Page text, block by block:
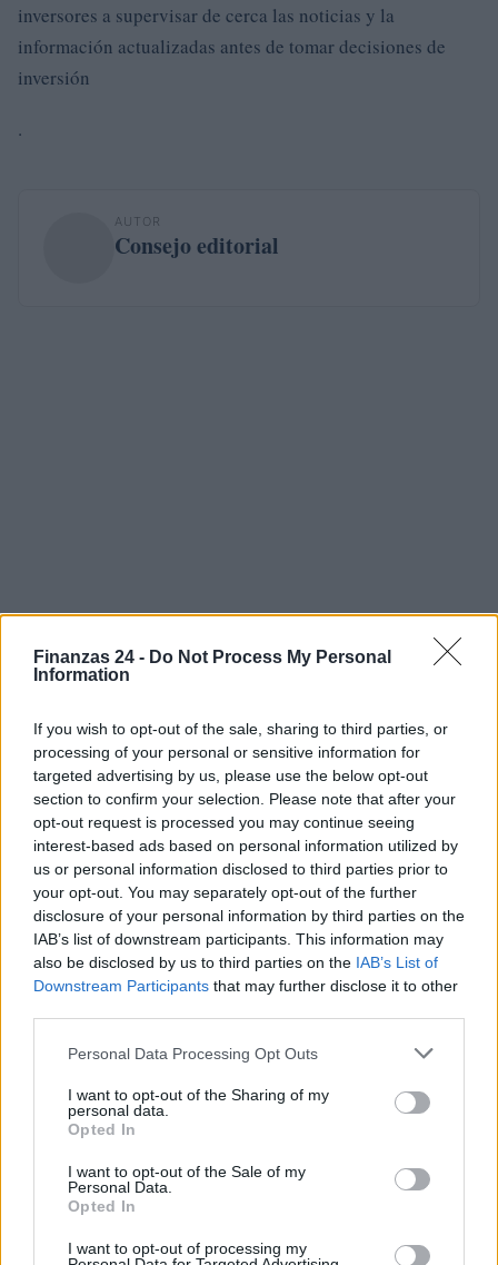
Finanzas 24 - Do Not Process My Personal
Information
If you wish to opt-out of the sale, sharing to third parties, or
processing of your personal or sensitive information for
targeted advertising by us, please use the below opt-out
section to confirm your selection. Please note that after your
opt-out request is processed you may continue seeing
interest-based ads based on personal information utilized by
us or personal information disclosed to third parties prior to
your opt-out. You may separately opt-out of the further
disclosure of your personal information by third parties on the
IAB’s list of downstream participants. This information may
also be disclosed by us to third parties on the IAB’s List of
Downstream Participants that may further disclose it to other
Please note that this website/app uses one or more Google
not limited to your visit or usage behaviour. You may click to
grant or deny consent to Google and its third-party tags to
use your data for below specified purposes in below Google
consent section.
Personal Data Processing Opt Outs
I want to opt-out of the Sharing of my
personal data.
Opted In
I want to opt-out of the Sale of my
Personal Data.
Opted In
I want to opt-out of processing my
inversores a supervisar de cerca las noticias y la
información actualizadas antes de tomar decisiones de
inversión
.
AUTOR
Consejo editorial
Sigue leyendo
CRIPTOMONEDAS
Francia se convierte en el epicentro de los robos violentos de
criptomonedas